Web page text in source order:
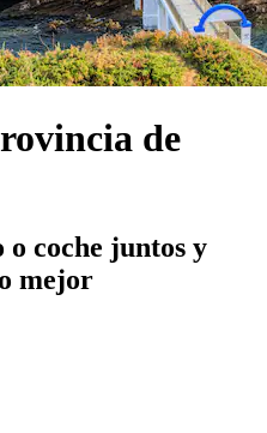
de
o coche juntos y
mejor